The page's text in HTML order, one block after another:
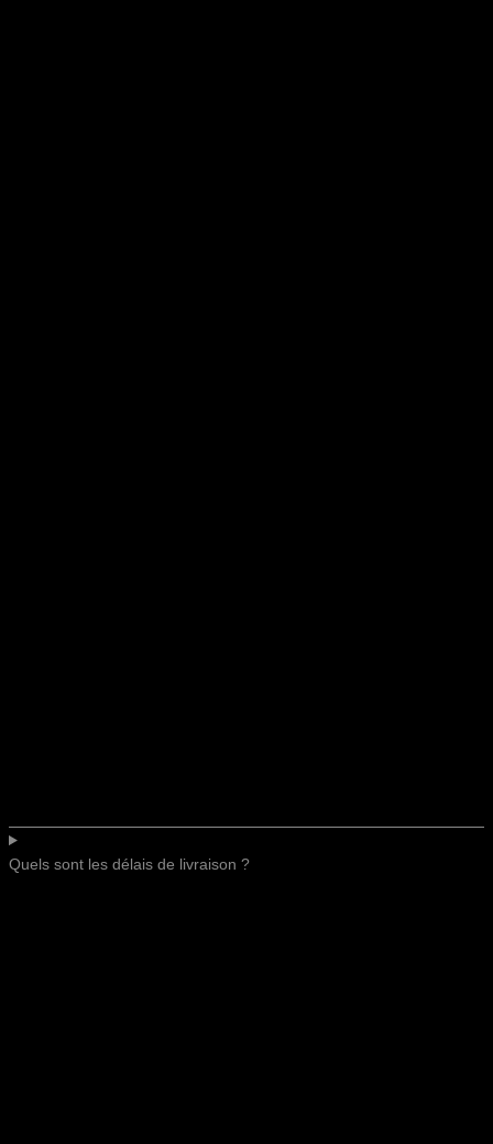
Quels sont les délais de livraison ?